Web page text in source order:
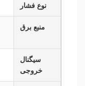
نوع فشار
منبع برق
سیگنال
خروجی